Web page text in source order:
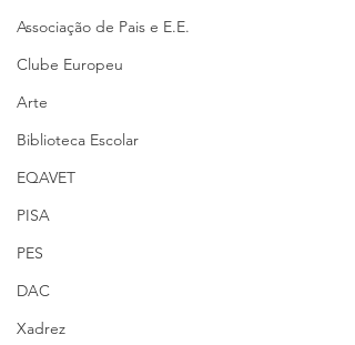
Associação de Pais e E.E.
Clube Europeu
Arte
Biblioteca Escolar
EQAVET
PISA
PES
DAC
Xadrez